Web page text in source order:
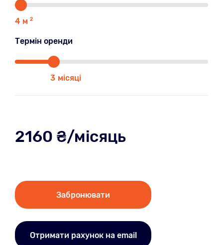
4 м 2
Термін оренди
3 місяці
2160 ₴/місяць
Забронювати
Отримати рахунок на email